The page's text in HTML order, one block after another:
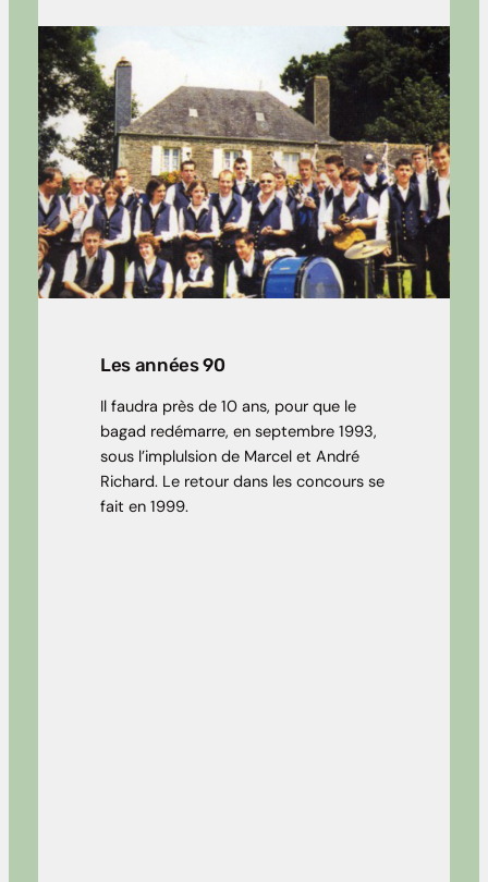
Les années 90
Il faudra près de 10 ans, pour que le
bagad redémarre, en septembre 1993,
sous l’implulsion de Marcel et André
Richard. Le retour dans les concours se
fait en 1999.